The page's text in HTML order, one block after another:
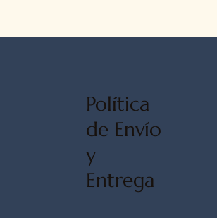
Política
de Envío
y
Entrega